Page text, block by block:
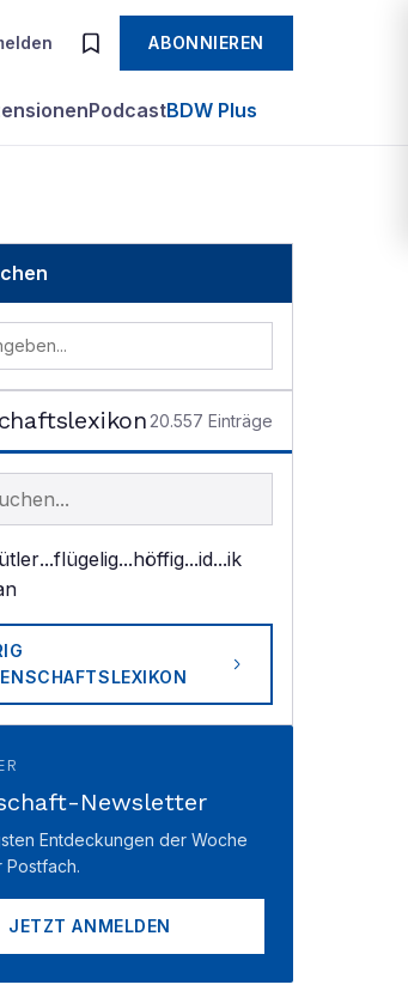
ABONNIEREN
PodcastBDW Plus
20.557 Einträge
suchen
...flügelig...höffig...id...ik
Newsletter
Entdeckungen der Woche
Postfach.
JETZT ANMELDEN